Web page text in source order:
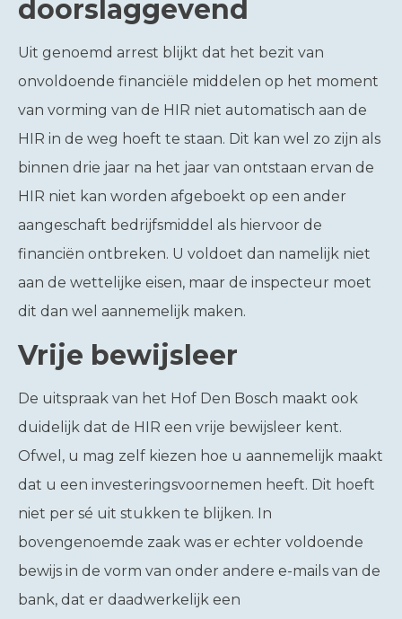
doorslaggevend
Uit genoemd arrest blijkt dat het bezit van
onvoldoende financiële middelen op het moment
van vorming van de HIR niet automatisch aan de
HIR in de weg hoeft te staan. Dit kan wel zo zijn als
binnen drie jaar na het jaar van ontstaan ervan de
HIR niet kan worden afgeboekt op een ander
aangeschaft bedrijfsmiddel als hiervoor de
financiën ontbreken. U voldoet dan namelijk niet
aan de wettelijke eisen, maar de inspecteur moet
dit dan wel aannemelijk maken.
Vrije bewijsleer
De uitspraak van het Hof Den Bosch maakt ook
duidelijk dat de HIR een vrije bewijsleer kent.
Ofwel, u mag zelf kiezen hoe u aannemelijk maakt
dat u een investeringsvoornemen heeft. Dit hoeft
niet per sé uit stukken te blijken. In
bovengenoemde zaak was er echter voldoende
bewijs in de vorm van onder andere e-mails van de
bank, dat er daadwerkelijk een